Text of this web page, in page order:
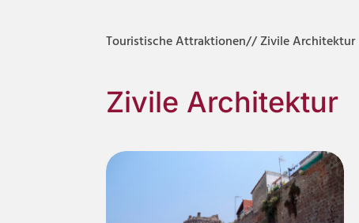
Touristische Attraktionen// Zivile Architektur
Zivile Architektur